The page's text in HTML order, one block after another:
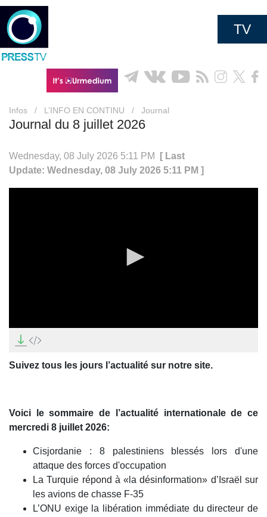
TV
Infos / L’INFO EN CONTINU / Journal
Journal du 8 juillet 2026
Wednesday, 08 July 2026 5:11 PM
[ Last
Update: Wednesday, 08 July 2026 5:11 PM ]
seconds
9
minutes,
Suivez tous les jours l’actualité sur notre site.
Voici le sommaire de l’actualité internationale de ce
mercredi 8 juillet 2026:
Cisjordanie : 8 palestiniens blessés lors d'une
attaque des forces d'occupation
La Turquie répond à «la désinformation» d’Israël sur
les avions de chasse F-35
L’ONU exige la libération immédiate du directeur de